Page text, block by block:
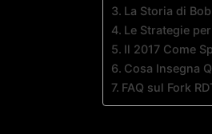
La Storia di
Le Strategie
Il 2017 Come
Cosa Insegna
FAQ sul Fork